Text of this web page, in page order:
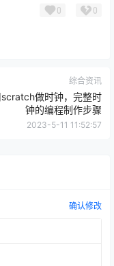
0 0
综合资讯
scratch做时钟，完整时
钟的编程制作步骤
2023-5-11 11:52:57
确认修改